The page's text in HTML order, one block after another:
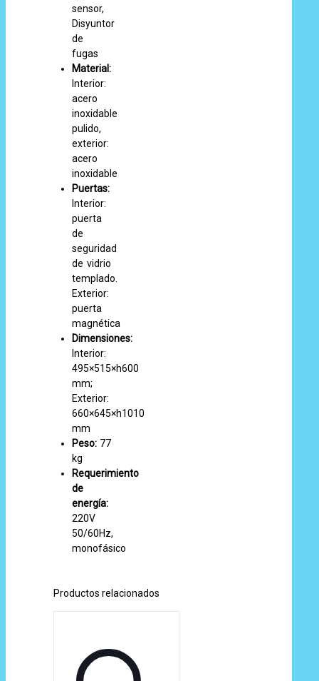
sensor,
Disyuntor
de
fugas
Material:
Interior:
acero
inoxidable
pulido,
exterior:
acero
inoxidable
Puertas:
Interior:
puerta
de
seguridad
de vidrio
templado.
Exterior:
puerta
magnética
Dimensiones:
Interior:
495×515×h600
mm;
Exterior:
660×645×h1010
mm
Peso: 77
kg
Requerimiento
de
energía:
220V
50/60Hz,
monofásico
Productos relacionados